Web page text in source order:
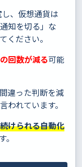
し、仮想通貨は
知を切る」な
ください。
回数が減る可能
違った判断を減
われています。
続けられる自動化